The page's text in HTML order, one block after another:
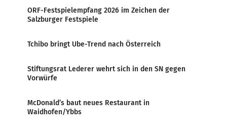
ORF-Festspielempfang 2026 im Zeichen der
Salzburger Festspiele
Tchibo bringt Ube-Trend nach Österreich
Stiftungsrat Lederer wehrt sich in den SN gegen
Vorwürfe
McDonald’s baut neues Restaurant in
Waidhofen/Ybbs